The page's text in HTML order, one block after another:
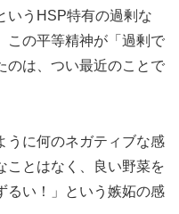
いうHSP特有の過剰な
この平等精神が「過剰で
のは、つい最近のことで
うに何のネガティブな感
ことはなく、良い野菜を
るい！」という嫉妬の感